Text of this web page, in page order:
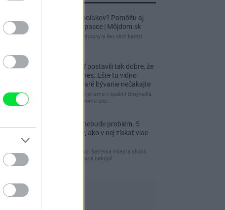
Re: Ako sa zbaviť ucholakov? Pomôžu aj
jednoduché domáce pasce | Môjdom.sk
blbeckovia, "ucholak" je uzitocny a len idiot kantri
Re: Vidiecku usadlosť postavili tak dobre, že
domáceho chráni i dnes. Ešte tu vidno
kamenné múry, no staré bývanie nečakajte
čakám kedy budú wc misy priamo v spálni! Umývadlá
už sú štandardom! Tu niekomu ebe…
Re: Tesná spálňa už nebude problém. 5
praktických nápadov, ako v nej získať viac
úložného miesta
Ja som pred časom v rámci šetrenia miesta skúsil
využiť priestor pod posteľou a nakúpil…